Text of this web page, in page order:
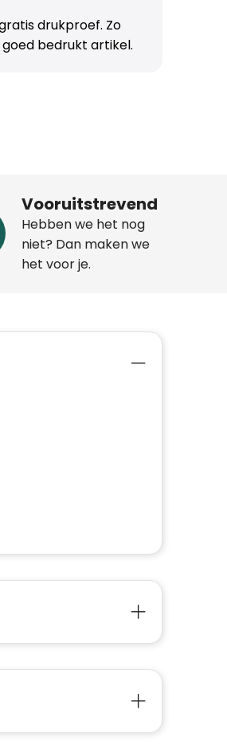
drukproef. Zo
bedrukt artikel.
Vooruitstrevend
Hebben we het nog
niet? Dan maken we
het voor je.